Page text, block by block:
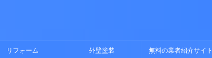
リフォーム 外壁塗装 無料の業者紹介サイト